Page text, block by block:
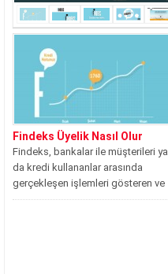
Findeks Üyelik Nasıl Olur
Findeks, bankalar ile müşterileri ya
da kredi kullananlar arasında
gerçekleşen işlemleri gösteren ve
not olarak...